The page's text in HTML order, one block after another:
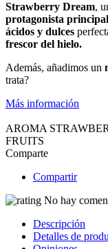
Strawberry Dream,
protagonista
ácidos y dulces
frescor del hielo.
Además, añadimos un
trata?
Más información
AROMA
FRUITS
Comparte
Compartir
No hay
Descripción
Detalles de